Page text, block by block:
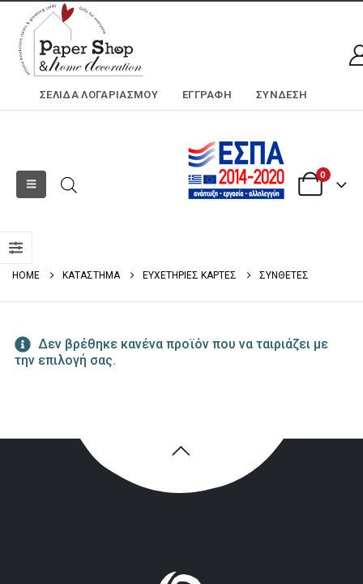
ΣΕΛΊΔΑ ΛΟΓΑΡΙΑΣΜΟΎ ΕΓΓΡΑΦΗ ΣΎΝΔΕΣΗ
0
HOME ΚΑΤΑΣΤΗΜΑ ΕΥΧΕΤΗΡΙΕΣ ΚΑΡΤΕΣ ΣΥΝΘΕΤΕΣ
Δεν βρέθηκε κανένα προϊόν που να ταιριάζει με
την επιλογή σας.